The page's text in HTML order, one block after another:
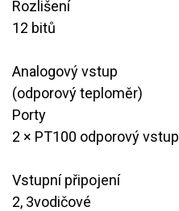
Rozlišení
​12 bitů
Analogový vstup
(odporový teploměr)
Porty
​2 × PT100 odporový vstup
Vstupní připojení
2, 3vodičové